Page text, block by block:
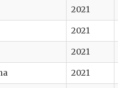
2021
2021
2021
2021